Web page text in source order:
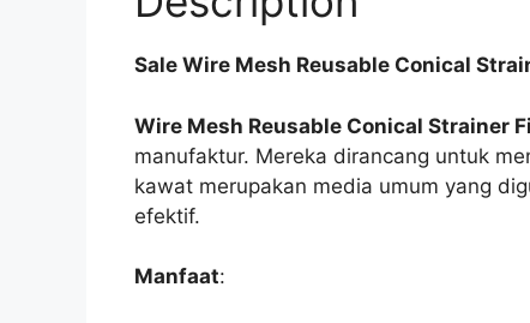
Sale Wire Mesh Reusable Conical
Wire Mesh Reusable Conical Strainer
manufaktur. Mereka dirancang untuk
kawat merupakan media umum yang
efektif.
Manfaat: